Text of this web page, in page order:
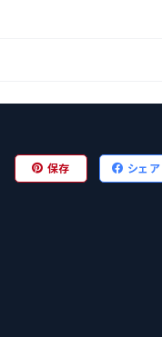
保存 シェア